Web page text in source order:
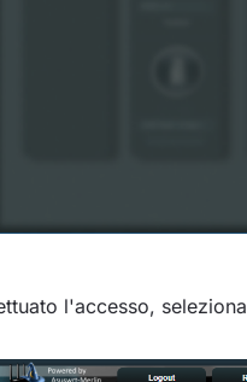
l'accesso, seleziona